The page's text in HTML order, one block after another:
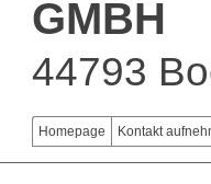
GMBH
44793
Homepage Kontakt